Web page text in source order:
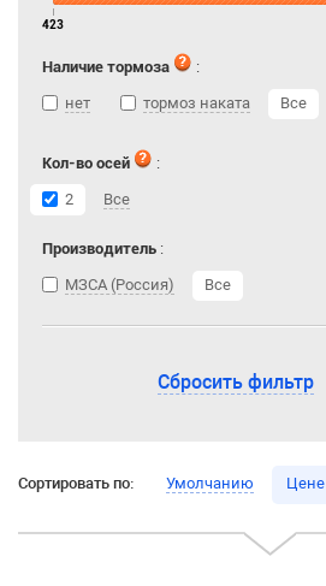
423
Наличие тормоза
:
нет
тормоз наката Все
Кол-во осей
:
2
Все
Производитель :
МЗСА (Россия)
Все
Сбросить фильтр
Сортировать по: Умолчанию Цене